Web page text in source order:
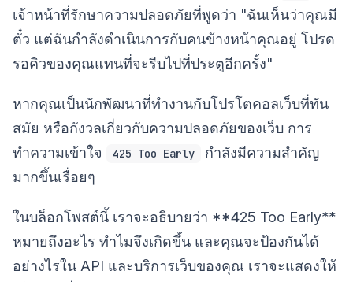
เจ้าหน้าที่รักษาความปลอดภัยที่พูดว่า "ฉันเห็นว่าคุณมี
ตั๋ว แต่ฉันกำลังดำเนินการกับคนข้างหน้าคุณอยู่ โปรด
รอคิวของคุณแทนที่จะรีบไปที่ประตูอีกครั้ง"
หากคุณเป็นนักพัฒนาที่ทำงานกับโปรโตคอลเว็บที่ทัน
สมัย หรือกังวลเกี่ยวกับความปลอดภัยของเว็บ การ
ทำความเข้าใจ
425 Too Early
กำลังมีความสำคัญ
มากขึ้นเรื่อยๆ
ในบล็อกโพสต์นี้ เราจะอธิบายว่า **425 Too Early**
หมายถึงอะไร ทำไมจึงเกิดขึ้น และคุณจะป้องกันได้
อย่างไรใน API และบริการเว็บของคุณ เราจะแสดงให้